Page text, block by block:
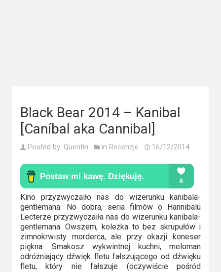
dokumentalne
Horrory
Kino
azjatyckie
Kino
europejskie
Kino
polskie
Komedie
Black Bear 2014 – Kanibal
[Caníbal aka Cannibal]
Posted by: Quentin in Recenzje 16/12/2014
Kino przyzwyczaiło nas do wizerunku kanibala-
gentlemana. No dobra, seria filmów o Hannibalu
Lecterze przyzwyczaiła nas do wizerunku kanibala-
gentlemana. Owszem, koleżka to bez skrupułów i
zimnokrwisty morderca, ale przy okazji koneser
piękna. Smakosz wykwintnej kuchni, meloman
odróżniający dźwięk fletu fałszującego od dźwięku
fletu, który nie fałszuje (oczywiście pośród